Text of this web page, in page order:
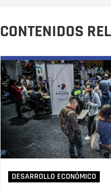
CONTENIDOS
DESARROLLO ECONÓMICO